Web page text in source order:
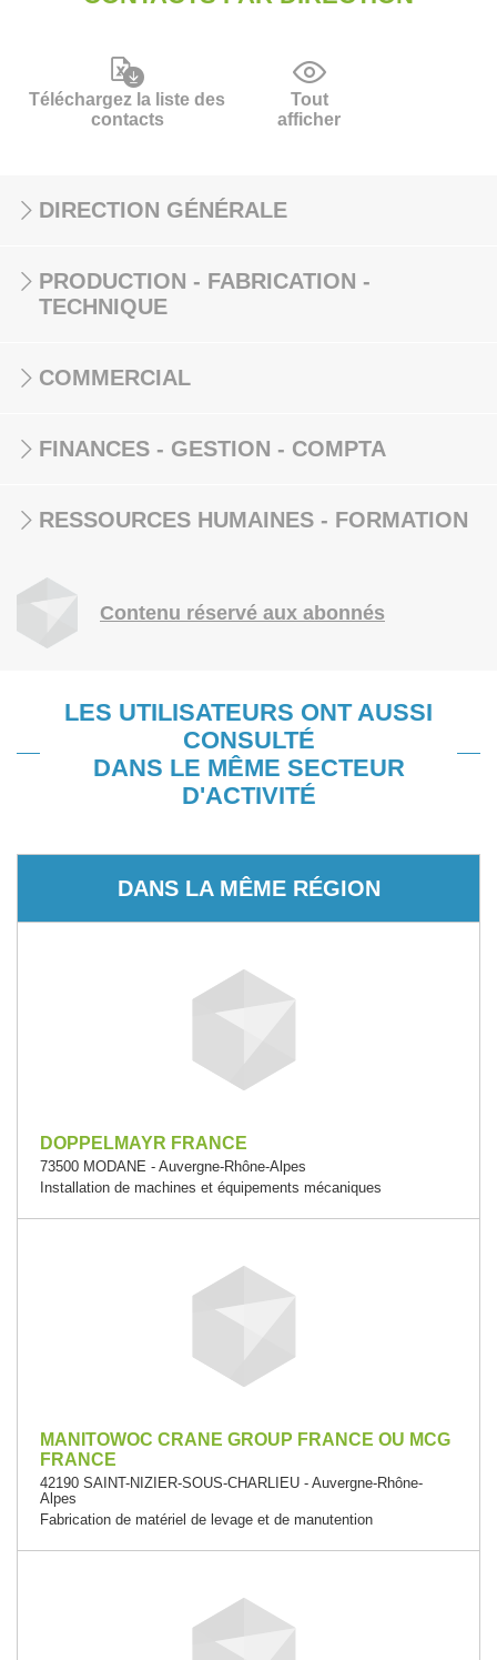
Téléchargez la liste des
contacts
Tout
afficher
DIRECTION GÉNÉRALE
PRODUCTION - FABRICATION -
TECHNIQUE
COMMERCIAL
FINANCES - GESTION - COMPTA
RESSOURCES HUMAINES - FORMATION
Contenu réservé aux abonnés
LES UTILISATEURS ONT AUSSI
CONSULTÉ
DANS LE MÊME SECTEUR
D'ACTIVITÉ
DANS LA MÊME RÉGION
DOPPELMAYR FRANCE
73500 MODANE - Auvergne-Rhône-Alpes
Installation de machines et équipements mécaniques
MANITOWOC CRANE GROUP FRANCE OU MCG
FRANCE
42190 SAINT-NIZIER-SOUS-CHARLIEU - Auvergne-Rhône-
Alpes
Fabrication de matériel de levage et de manutention